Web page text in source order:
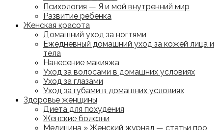
Психология — Я и мой внутренний мир
Развитие ребенка
Женская красота
Домашний уход за ногтями
Ежедневный домашний уход за кожей лица и
тела
Нанесение макияжа
Уход за волосами в домашних условиях
Уход за глазами
Уход за губами в домашних условиях
Здоровье женщины
Диета для похудения
Женские болезни
Медицина » Женский журнал — статьи про